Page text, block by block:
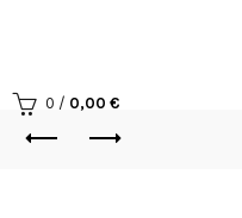
0 / 0,00 €